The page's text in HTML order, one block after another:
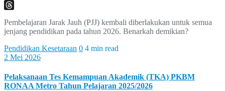
X
Pembelajaran Jarak Jauh (PJJ) kembali diberlakukan untuk semua
jenjang pendidikan pada tahun 2026. Benarkah demikian?
Pendidikan Kesetaraan 0 4 min read
2 Mei 2026
Pelaksanaan Tes Kemampuan Akademik (TKA) PKBM
RONAA Metro Tahun Pelajaran 2025/2026